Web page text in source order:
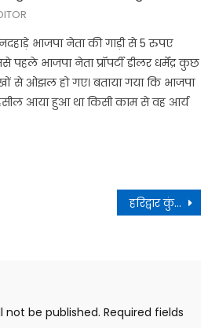
भाजपा नेता की गाड़ी से 5 रुपए
भाजपा नेता प्रॉपर्टी डीलर धर्मेंद्र कुछ
से ओझल हो गए। बताया गया कि भाजपा
आया हुआ था किसी काम से वह आर्य
हरिद्वार कुंभ स्नान 2027 की महत्वपूर्ण तिथियां
not be published. Required fields